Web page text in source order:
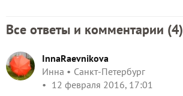
Все ответы и комментарии (4)
InnaRaevnikova
Инна
Санкт-Петербург
12 февраля 2016, 17:01